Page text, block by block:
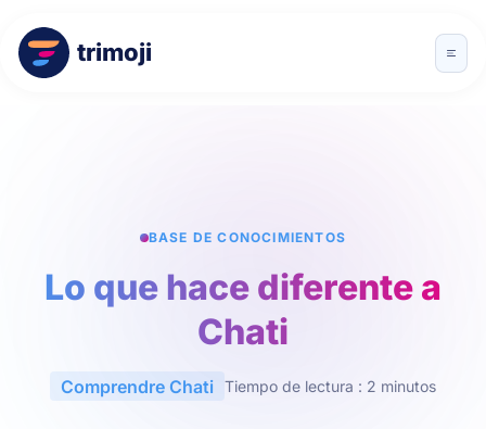
trimoji
BASE DE CONOCIMIENTOS
Lo que hace diferente a
Chati
Comprendre Chati Tiempo de lectura : 2 minutos